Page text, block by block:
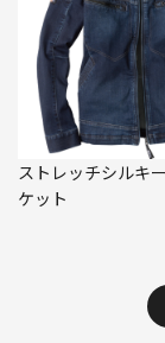
ストレッチシルキ
ケット